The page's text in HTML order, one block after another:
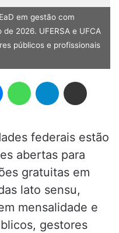
em gestão com
2026. UFERSA e UFCA
públicos e profissionais
federais estão
abertas para
gratuitas em
lato sensu,
mensalidade e
gestores